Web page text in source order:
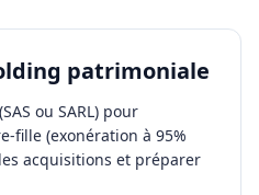
patrimoniale
ou SARL) pour
fille (exonération à 95%
acquisitions et préparer